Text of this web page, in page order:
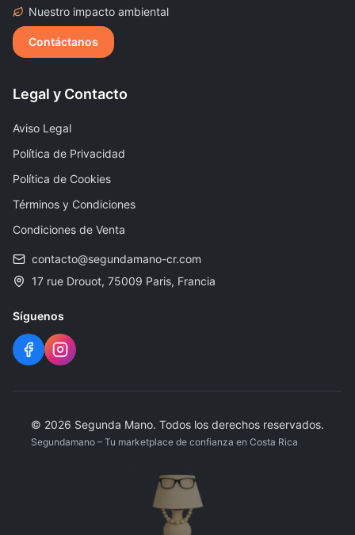
Nuestro impacto ambiental
Contáctanos
Legal y Contacto
Aviso Legal
Política de Privacidad
Política de Cookies
Términos y Condiciones
Condiciones de Venta
contacto@segundamano-cr.com
17 rue Drouot, 75009 Paris, Francia
Síguenos
© 2026 Segunda Mano. Todos los derechos reservados.
Segundamano – Tu marketplace de confianza en Costa Rica